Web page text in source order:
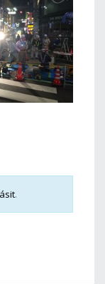
.